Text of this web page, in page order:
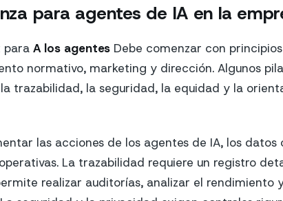
para agentes de IA en la
para A los agentes Debe comenzar con
normativo, marketing y dirección. Algunos
trazabilidad, la seguridad, la equidad y la
las acciones de los agentes de IA, los datos
La trazabilidad requiere un registro
realizar auditorías, analizar el rendimiento